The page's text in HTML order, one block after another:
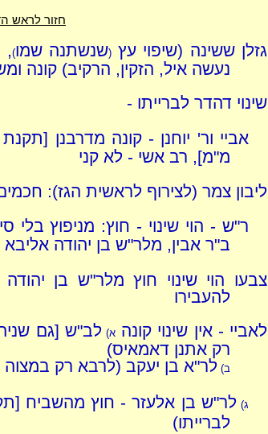
חזור לראש
גזלן ששינה (שיפוי עץ(שנשתנה שמו)
,
נעשה איל, הזקין, הרקיב) קונה
שינוי דהדר לברייתו -
אביי ור' יוחנן - קונה מדרבנן
מ"מ], רב אשי - לא קני
ליבון צמר (לצירוף לראשית הגז): חכמים
ר"ש - הוי שינוי - חוץ: מניפוץ בלי
ב"ר אבין, מלר"ש בן יהודה
צבעו הוי שינוי חוץ מלר"ש בן
להעבירו
לאביי - אין שינוי קונהא)לב"ש [גם
רק אתנן דאמאיס)
ב)לר"א בן יעקב (לרבא רק
ג)לר"ש בן אלעזר - חוץ מהשביח
לברייתו)